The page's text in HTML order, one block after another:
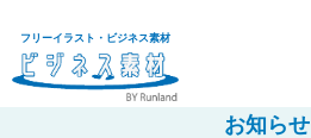
フリーイラスト・ビジネス素材
お知らせ